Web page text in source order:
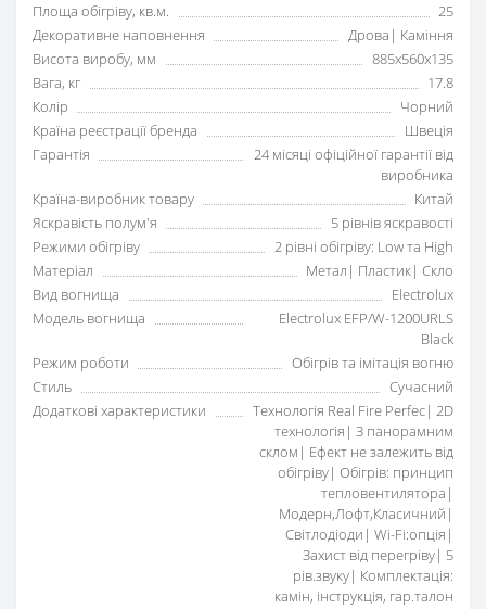
Площа обігріву, кв.м.
25
Декоративне наповнення
Дрова| Каміння
Висота виробу, мм
885x560x135
Вага, кг
17.8
Колір
Чорний
Країна реєстрації бренда
Швеція
Гарантія
24 місяці офіційної гарантії від
виробника
Країна-виробник товару
Китай
Яскравість полум'я
5 рівнів яскравості
Режими обігріву
2 рівні обігріву: Low та High
Матеріал
Метал| Пластик| Скло
Вид вогнища
Electrolux
Модель вогнища
Electrolux EFP/W-1200URLS
Black
Режим роботи
Обігрів та імітація вогню
Стиль
Сучасний
Додаткові характеристики
Технологія Real Fire Perfec| 2D
технологія| З панорамним
склом| Ефект не залежить від
обігріву| Обігрів: принцип
тепловентилятора|
Модерн,Лофт,Класичний|
Світлодіоди| Wi-Fi:опція|
Захист від перегріву| 5
рів.звуку| Комплектація:
камін, інструкція, гар.талон